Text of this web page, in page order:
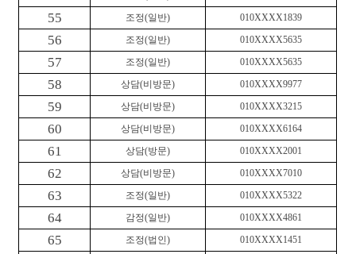
55 조정(일반) 010XXXX1839
56 조정(일반) 010XXXX5635
57 조정(일반) 010XXXX5635
58 상담(비방문) 010XXXX9977
59 상담(비방문) 010XXXX3215
60 상담(비방문) 010XXXX6164
61 상담(방문) 010XXXX2001
62 상담(비방문) 010XXXX7010
63 조정(일반) 010XXXX5322
64 감정(일반) 010XXXX4861
65 조정(법인) 010XXXX1451